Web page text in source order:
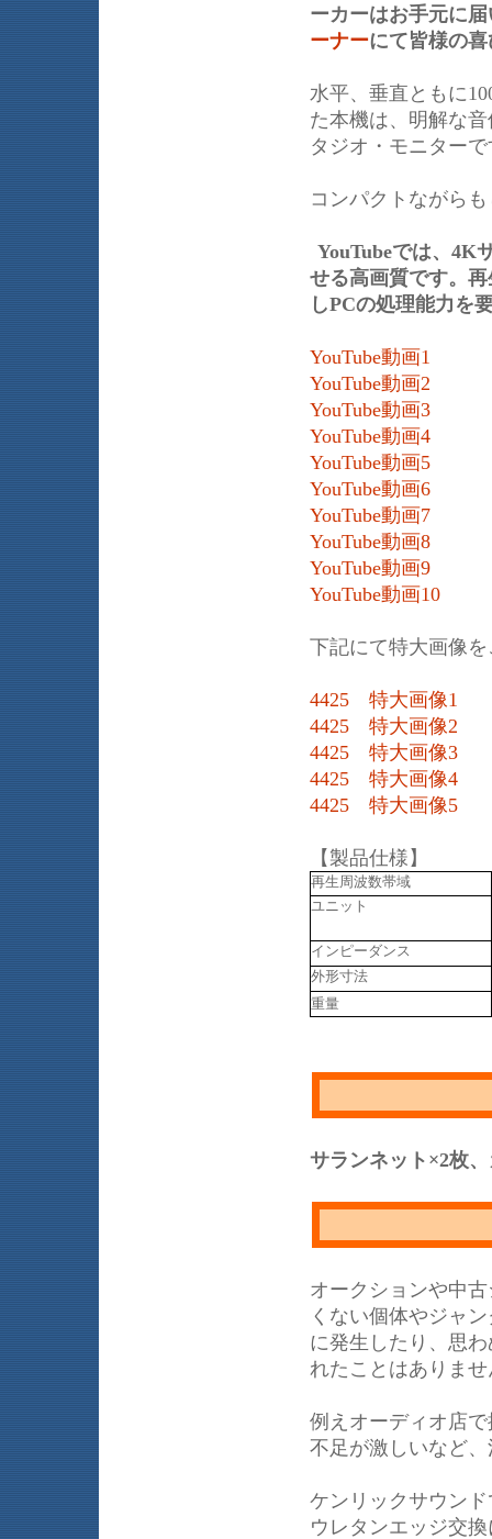
ーカーはお手元に
ーナーにて皆様の
水平、垂直ともに
た本機は、明解な
タジオ・モニターで
コンパクトながら
YouTubeでは、4K
せる高画質です。
しPCの処理能力を
YouTube動画1
YouTube動画2
YouTube動画3
YouTube動画4
YouTube動画5
YouTube動画6
YouTube動画7
YouTube動画8
YouTube動画9
YouTube動画10
下記にて特大画像
4425 特大画像1
4425 特大画像2
4425 特大画像3
4425 特大画像4
4425 特大画像5
【製品仕様】
再生周波数帯域
ユニット
インピーダンス
外形寸法
重量
サランネット×2枚
オークションや中
くない個体やジャ
に発生したり、思
れたことはありま
例えオーディオ店
不足が激しいなど
ケンリックサウン
ウレタンエッジ交